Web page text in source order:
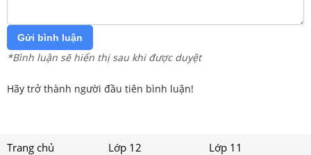
Gửi bình luận
*Bình luận sẽ hiển thị sau khi được duyệt
Hãy trở thành người đầu tiên bình luận!
Trang chủ Lớp 12
Lớp 11